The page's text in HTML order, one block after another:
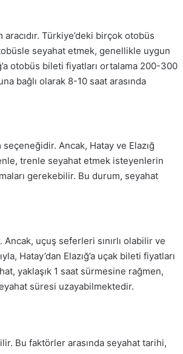
aracıdır. Türkiye’deki birçok otobüs
seyahat etmek, genellikle uygun
otobüs bileti fiyatları ortalama 200-300
bağlı olarak 8-10 saat arasında
Ancak, Hatay ve Elazığ
trenle seyahat etmek isteyenlerin
gerekebilir. Bu durum, seyahat
Ancak, uçuş seferleri sınırlı olabilir ve
Hatay’dan Elazığ’a uçak bileti fiyatları
yaklaşık 1 saat sürmesine rağmen,
süresi uzayabilmektedir.
Bu faktörler arasında seyahat tarihi,